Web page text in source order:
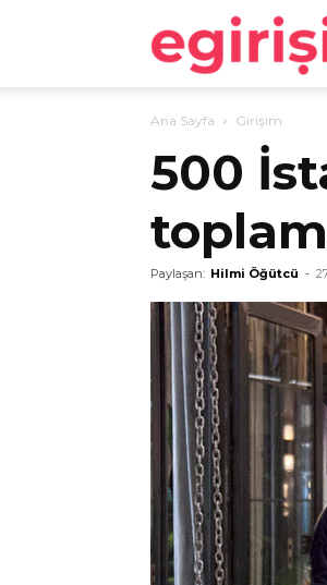
Ana Sayfa Girişim
500
Paylaşan: Hilmi Öğütcü -